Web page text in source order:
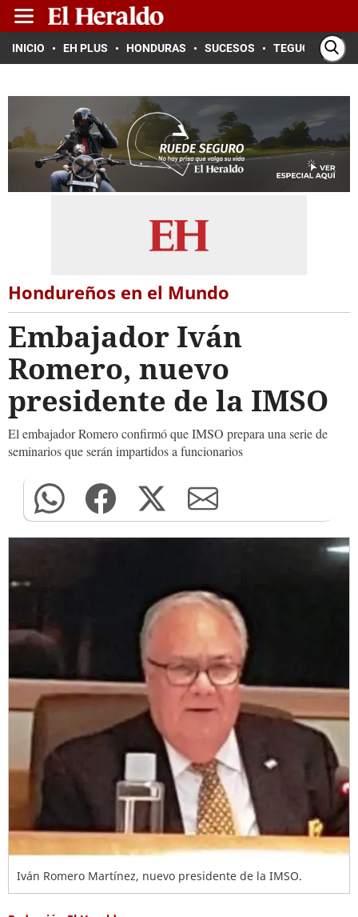
INICIO EH PLUS HONDURAS SUCESOS TEGUCIGALPA
Hondureños en el Mundo
Embajador Iván
Romero, nuevo
presidente de la IMSO
El embajador Romero confirmó que IMSO prepara una serie de
seminarios que serán impartidos a funcionarios
Iván Romero Martínez, nuevo presidente de la IMSO.